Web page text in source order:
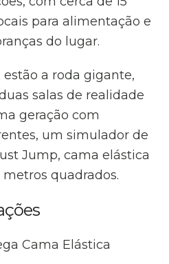
para alimentação e
do lugar.
a roda gigante,
salas de realidade
geração com
um simulador de
Jump, cama elástica
quadrados.
Cama Elástica